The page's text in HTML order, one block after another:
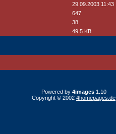
29.09.2003 11:43
647
38
49.5 KB
Powered by 4images1.10
Copyright © 2002 4homepages.de